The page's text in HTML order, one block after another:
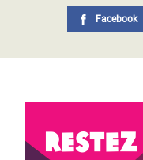
Facebook